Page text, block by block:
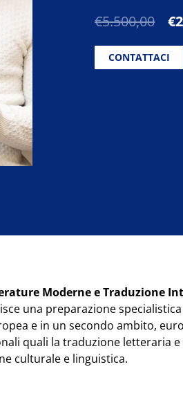
€5.500,00
Il
€
CONTATTACI
Moderne e Traduzione
una preparazione
e in un secondo ambito,
quali la traduzione letteraria e
culturale e linguistica.